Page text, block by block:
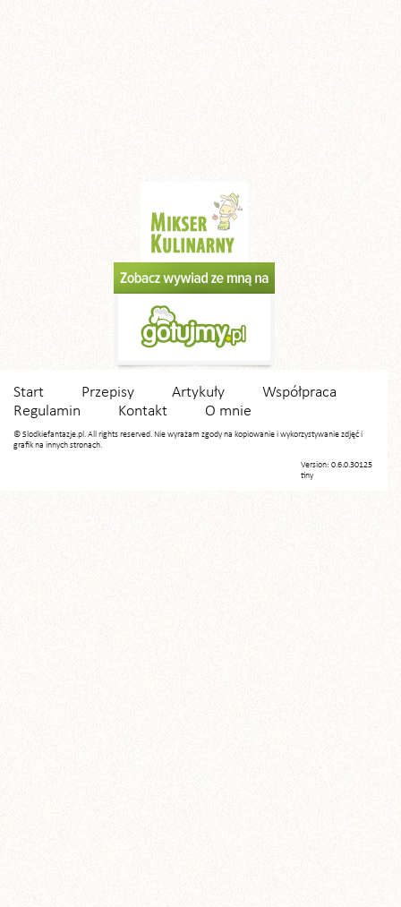
Start Przepisy Artykuły
Współpraca
Regulamin
Kontakt O mnie
© Slodkiefantazje.pl. All rights reserved. Nie wyrażam zgody na kopiowanie i wykorzystywanie zdjęć i
grafik na innych stronach.
Version: 0.6.0.30125
tiny